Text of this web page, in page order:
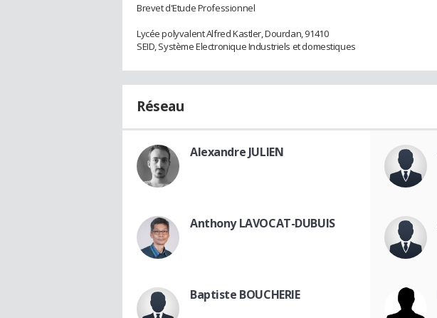
Brevet d'Etude Professionnel
Lycée polyvalent Alfred Kastler, Dourdan, 91410
SEID, Système Electronique Industriels et domestiques
Réseau
Alexandre JULIEN
Anthony LAVOCAT-DUBUIS
Baptiste BOUCHERIE